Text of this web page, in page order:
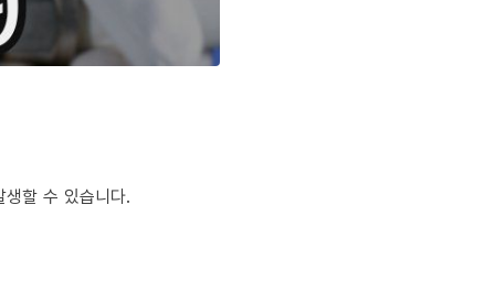
할 수 있습니다.